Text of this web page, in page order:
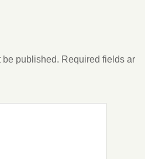
be published. Required fields ar